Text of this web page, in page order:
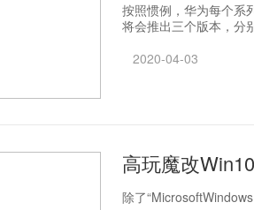
按照惯例，华为每个系
将会推出三个版本，分
2020-04-03
高玩魔改
除了